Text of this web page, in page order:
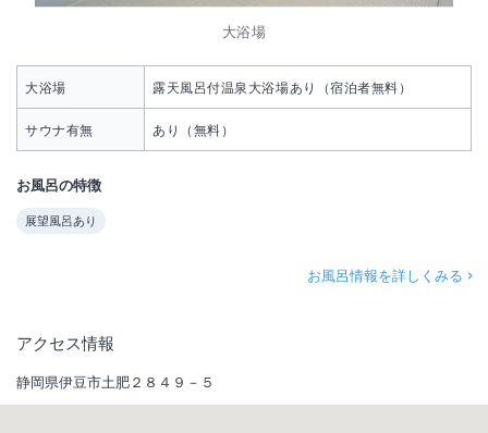
大浴場
大浴場 露天風呂付温泉大浴場あり（宿泊者無料）
サウナ有無 あり（無料）
お風呂の特徴
展望風呂あり
お風呂情報を詳しくみる
アクセス情報
静岡県伊豆市土肥２８４９－５